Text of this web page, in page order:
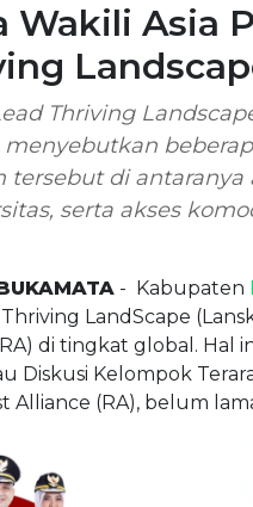
Wakili Asia
Thriving
menyebutkan
tersebut di
serta akses
- Kabupaten
LandScape
di tingkat global. Hal
Diskusi Kelompok
Alliance (RA), belum